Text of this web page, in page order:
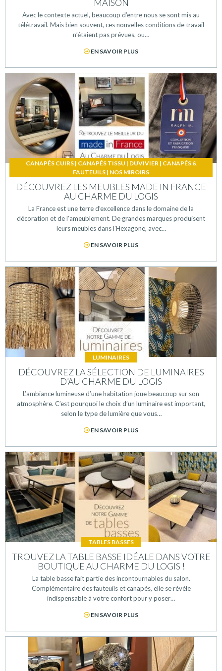
MAISON
Avec le contexte actuel, beaucoup d’entre nous se sont mis au
télétravail. Mais bien souvent, ces nouvelles conditions de travail
n’étaient pas prévues, ou…
EN SAVOIR PLUS
CANAPÉS CUIRS| CANAPÉS TISSU | DUVIVIER| CANAPÉS &
FAUTEUILS | NOS MIROIRS
DÉCOUVREZ LES MEUBLES MADE IN FRANCE
AU CHARME DU LOGIS
La France est une terre d’excellence dans le domaine de la
décoration et de l’ameublement. De grandes marques produisent
leurs meubles dans l’Hexagone, avec…
EN SAVOIR PLUS
LUMINAIRES
DÉCOUVREZ LA SÉLECTION DE LUMINAIRES
D’AU CHARME DU LOGIS
L’ambiance lumineuse d’une habitation joue beaucoup sur son
atmosphère. C’est pourquoi le choix d’un luminaire est important,
selon le type de lumière que vous…
EN SAVOIR PLUS
TABLES BASSES
TROUVEZ LA TABLE BASSE IDÉALE DANS VOTRE
BOUTIQUE AU CHARME DU LOGIS !
La table basse fait partie des incontournables du salon.
Complémentaire des fauteuils et canapés, elle se révèle
indispensable à votre confort pour y poser…
EN SAVOIR PLUS